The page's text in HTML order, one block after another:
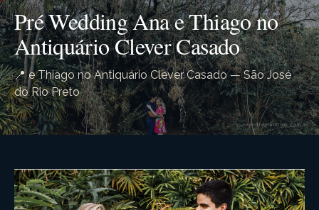
Pré Wedding Ana e Thiago no
Antiquário Clever Casado
📍 e Thiago no Antiquário Clever Casado — São José
do Rio Preto